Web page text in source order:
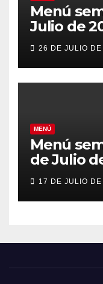
Menú
Julio de
26 DE JULIO
MENÚ
Menú
de Julio
17 DE JULIO